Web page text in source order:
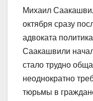
Михаил
октября сразу
адвоката
Саакашвили
стало трудно
неоднократно
тюрьмы в